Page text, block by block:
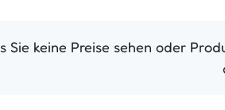
Sie keine Preise sehen oder